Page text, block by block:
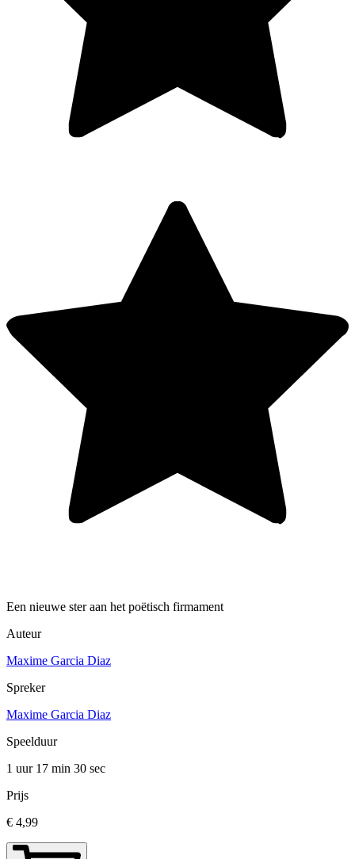
Een nieuwe ster aan het poëtisch firmament
Auteur
Maxime Garcia Diaz
Spreker
Maxime Garcia Diaz
Speelduur
1 uur 17 min 30 sec
Prijs
€ 4,99